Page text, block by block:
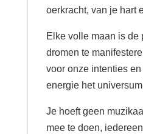
oerkracht, van je hart
Elke volle maan is de
dromen te
voor onze intenties
energie het
Je hoeft geen
mee te doen,